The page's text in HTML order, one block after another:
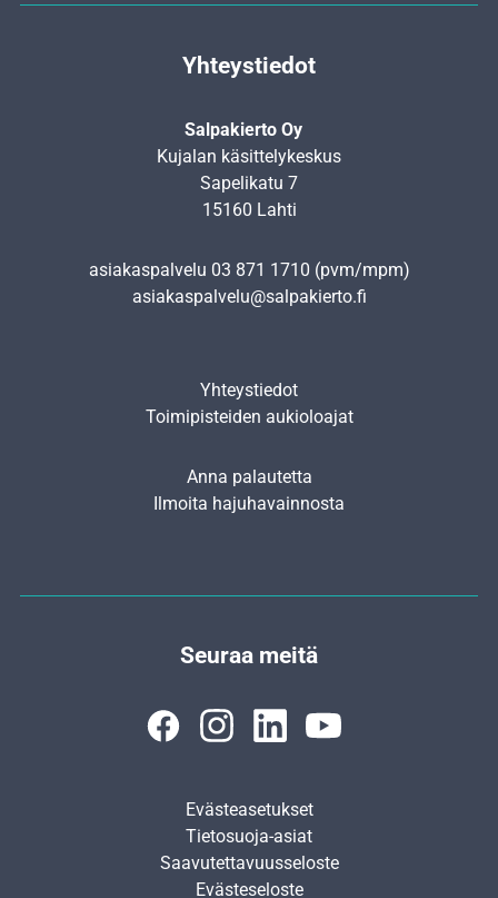
Yhteystiedot
Salpakierto Oy
Kujalan käsittelykeskus
Sapelikatu 7
15160 Lahti
asiakaspalvelu 03 871 1710 (pvm/mpm)
asiakaspalvelu@salpakierto.fi
Yhteystiedot
Toimipisteiden aukioloajat
Anna palautetta
Ilmoita hajuhavainnosta
Seuraa meitä
Evästeasetukset
Tietosuoja-asiat
Saavutettavuusseloste
Evästeseloste